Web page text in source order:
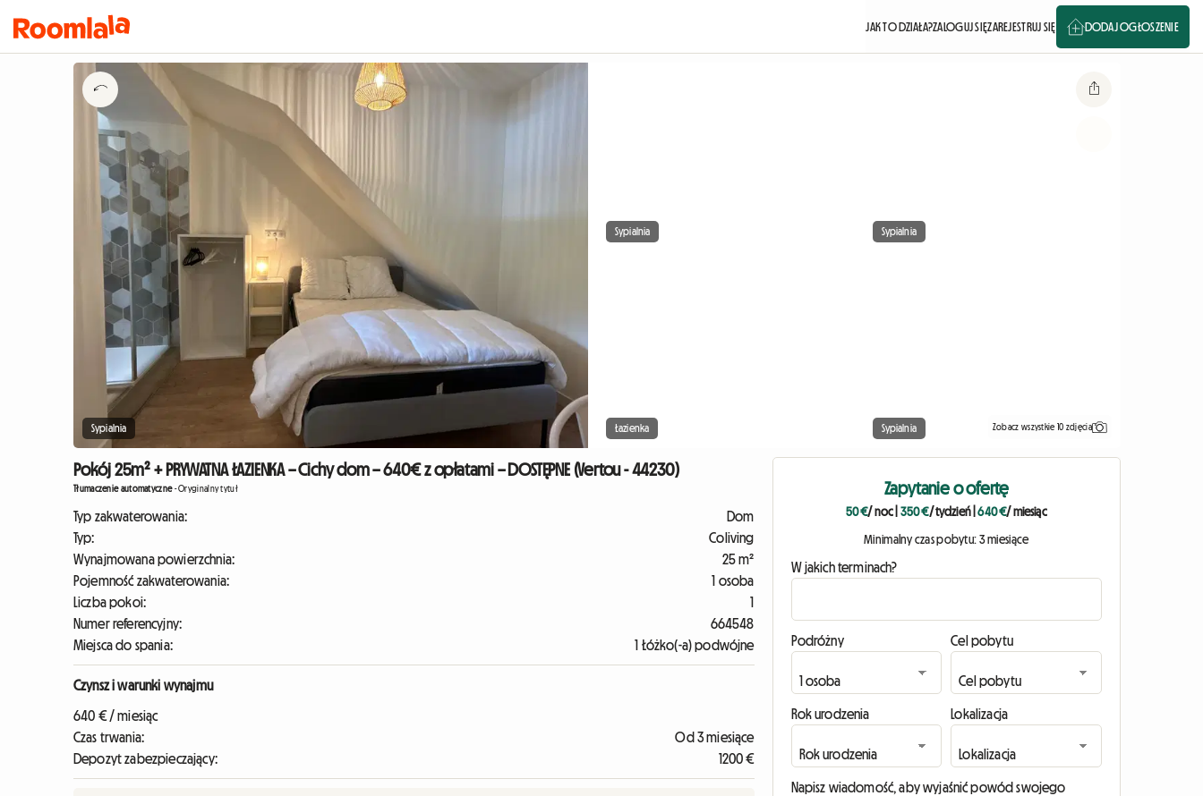
JAK TO DZIAŁA?ZALOGUJ SIĘZAREJESTRUJ SIĘ DODAJ OGŁOSZENIE
Sypialnia
Sypialnia Sypialnia
Łazienka Sypialnia Zobacz wszystkie 10 zdjęcia
Pokój 25m² + PRYWATNA ŁAZIENKA – Cichy dom – 640€ z opłatami – DOSTĘPNE (Vertou - 44230)
Tłumaczenie automatyczne-Oryginalny tytuł
Typ zakwaterowania:
Dom
Typ:
Coliving
Wynajmowana powierzchnia:
25 m²
Pojemność zakwaterowania:
1 osoba
Liczba pokoi:
1
Numer referencyjny:
664548
Miejsca do spania:
1 Łóżko(-a) podwójne
Czynsz i warunki wynajmu
640 € / miesiąc
Czas trwania:
Od 3 miesiące
Depozyt zabezpieczający:
1200 €
Zapytanie o ofertę
50 €/ noc 350 €/ tydzień|640 €/ miesiąc
Minimalny czas pobytu: 3 miesiące
W jakich terminach?
Podróżny Cel pobytu
Rok urodzenia Lokalizacja
Napisz wiadomość, aby wyjaśnić powód swojego